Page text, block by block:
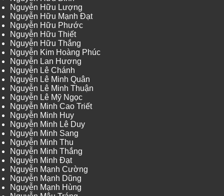
Nguyễn Hữu Lượng
Nguyễn Hữu Mạnh Đạt
Nguyễn Hữu Phước
Nguyễn Hữu Thiết
Nguyễn Hữu Thắng
Nguyễn Kim Hoàng Phúc
Nguyễn Lan Hương
Nguyễn Lê Chánh
Nguyễn Lê Minh Quân
Nguyễn Lê Minh Thuận
Nguyễn Lê Mỹ Ngọc
Nguyễn Minh Cao Triết
Nguyễn Minh Huy
Nguyễn Minh Lê Duy
Nguyễn Minh Sang
Nguyễn Minh Thu
Nguyễn Minh Thắng
Nguyễn Minh Đạt
Nguyễn Mạnh Cường
Nguyễn Mạnh Dũng
Nguyễn Mạnh Hùng